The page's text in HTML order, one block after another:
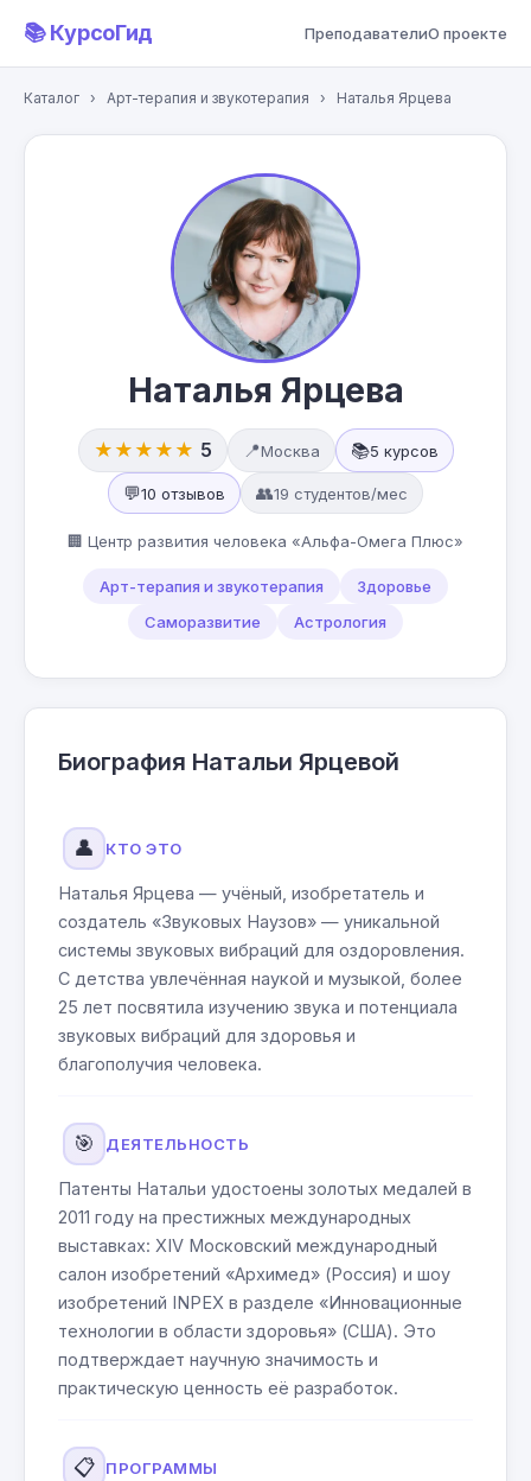
📚 КурсоГид ПреподавателиО проекте
Каталог › Арт-терапия и звукотерапия › Наталья Ярцева
Наталья Ярцева
★★★★★ 5 📍Москва 📚5 курсов
💬10 отзывов 👥19 студентов/мес
🏢 Центр развития человека «Альфа-Омега Плюс»
Арт-терапия и звукотерапия
Здоровье
Саморазвитие
Астрология
Биография Натальи Ярцевой
👤 КТО ЭТО
Наталья Ярцева — учёный, изобретатель и
создатель «Звуковых Наузов» — уникальной
системы звуковых вибраций для оздоровления.
С детства увлечённая наукой и музыкой, более
25 лет посвятила изучению звука и потенциала
звуковых вибраций для здоровья и
благополучия человека.
🎯 ДЕЯТЕЛЬНОСТЬ
Патенты Натальи удостоены золотых медалей в
2011 году на престижных международных
выставках: XIV Московский международный
салон изобретений «Архимед» (Россия) и шоу
изобретений INPEX в разделе «Инновационные
технологии в области здоровья» (США). Это
подтверждает научную значимость и
практическую ценность её разработок.
📋 ПРОГРАММЫ